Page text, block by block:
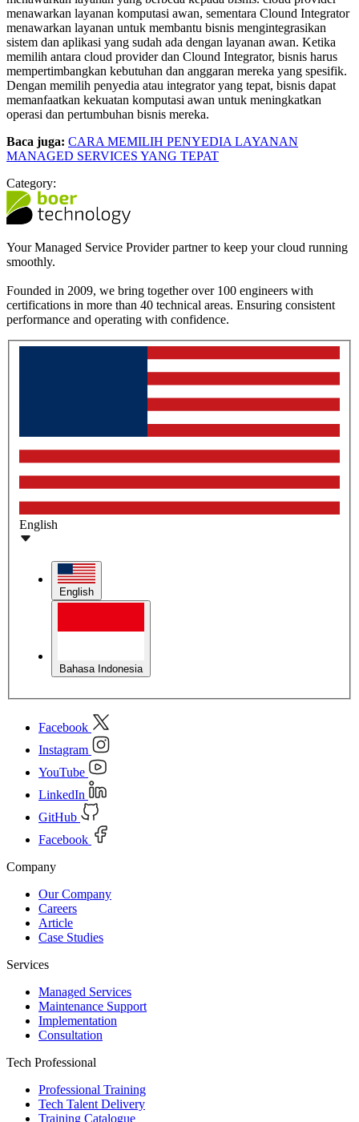
menawarkan layanan komputasi awan, sementara Clound Integrator
menawarkan layanan untuk membantu bisnis mengintegrasikan
sistem dan aplikasi yang sudah ada dengan layanan awan. Ketika
memilih antara cloud provider dan Clound Integrator, bisnis harus
mempertimbangkan kebutuhan dan anggaran mereka yang spesifik.
Dengan memilih penyedia atau integrator yang tepat, bisnis dapat
memanfaatkan kekuatan komputasi awan untuk meningkatkan
operasi dan pertumbuhan bisnis mereka.
Baca juga: CARA MEMILIH PENYEDIA LAYANAN
MANAGED SERVICES YANG TEPAT
Category:
Your Managed Service Provider partner to keep your cloud running
smoothly.
Founded in 2009, we bring together over 100 engineers with
certifications in more than 40 technical areas. Ensuring consistent
performance and operating with confidence.
English
English
Bahasa Indonesia
Facebook
Instagram
YouTube
LinkedIn
GitHub
Facebook
Company
Our Company
Careers
Article
Case Studies
Services
Managed Services
Maintenance Support
Implementation
Consultation
Tech Professional
Professional Training
Tech Talent Delivery
Training Catalogue